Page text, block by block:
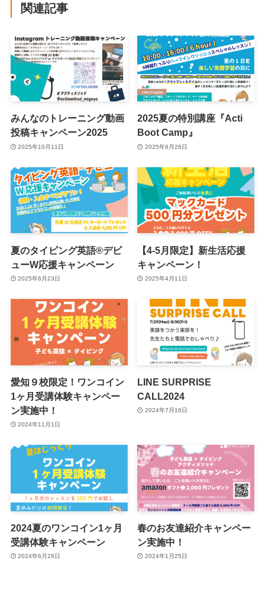
関連記事
みんなのトレーニング動画
投稿キャンペーン2025
2025年10月11日
2025夏の特別講座『Acti
Boot Camp』
2025年6月28日
夏のタイピング英語®︎デビ
ューW応援キャンペーン
2025年6月23日
【4-5月限定】新生活応援
キャンペーン！
2025年4月11日
愛知９校限定！ワンコイン
1ヶ月受講体験キャンペー
ン実施中！
2024年11月1日
LINE SURPRISE
CALL2024
2024年7月16日
2024夏のワンコイン1ヶ月
受講体験キャンペーン
2024年6月28日
春のお友達紹介キャンペー
ン実施中！
2024年1月25日